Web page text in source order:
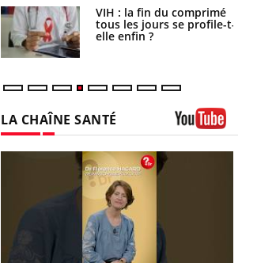
VIH : la fin du comprimé
tous les jours se profile-t-
elle enfin ?
LA CHAÎNE SANTÉ